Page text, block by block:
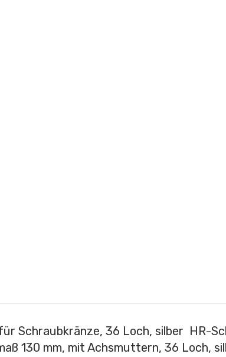
Schraubkränze, 36 Loch, silber HR-
130 mm, mit Achsmuttern, 36 Loch,